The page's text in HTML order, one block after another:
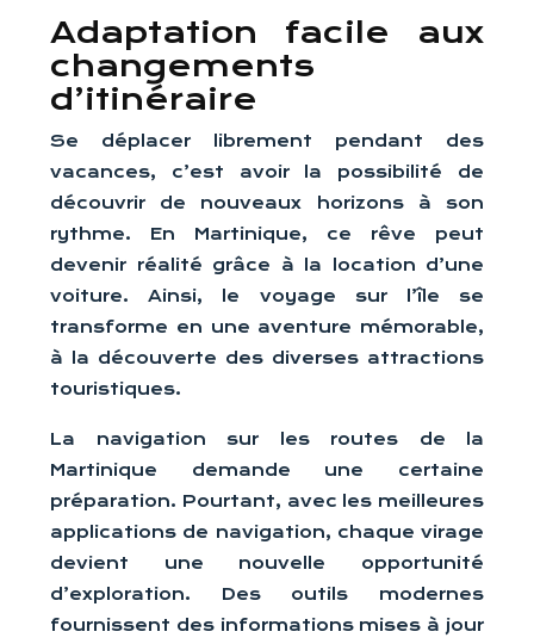
Adaptation facile aux
changements
d’itinéraire
Se déplacer librement pendant des
vacances, c’est avoir la possibilité de
découvrir de nouveaux horizons à son
rythme. En Martinique, ce rêve peut
devenir réalité grâce à la location d’une
voiture. Ainsi, le voyage sur l’île se
transforme en une aventure mémorable,
à la découverte des diverses attractions
touristiques.
La navigation sur les routes de la
Martinique demande une certaine
préparation. Pourtant, avec les meilleures
applications de navigation, chaque virage
devient une nouvelle opportunité
d’exploration. Des outils modernes
fournissent des informations mises à jour